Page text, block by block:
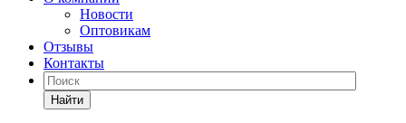
Новости
Оптовикам
Отзывы
Контакты
Найти